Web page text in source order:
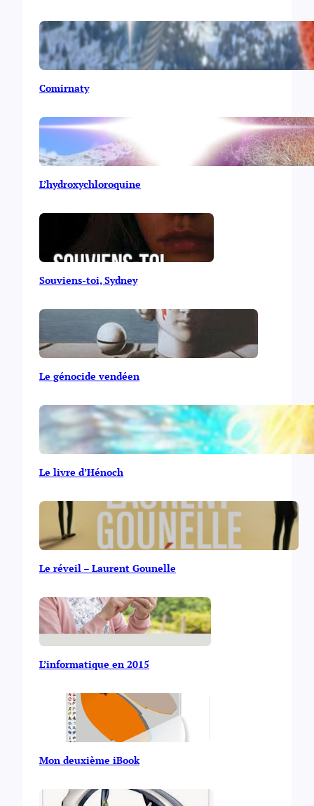
Comirnaty
L’hydroxychloroquine
Souviens-toi, Sydney
Le génocide vendéen
Le livre d’Hénoch
Le réveil – Laurent Gounelle
L’informatique en 2015
Mon deuxième iBook